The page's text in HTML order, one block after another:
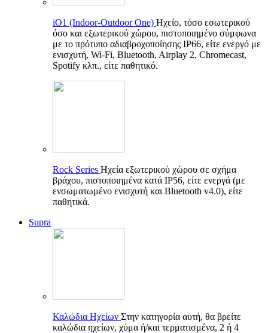
iO1 (Indoor-Outdoor One) Ηχείο, τόσο εσωτερικού
όσο και εξωτερικού χώρου, πιστοποιημένο σύμφωνα
με το πρότυπο αδιαβροχοποίησης IP66, είτε ενεργό με
ενισχυτή, Wi-Fi, Bluetooth, Airplay 2, Chromecast,
Spotify κλπ., είτε παθητικό.
Rock Series Ηχεία εξωτερικού χώρου σε σχήμα
βράχου, πιστοποιημένα κατά IP56, είτε ενεργά (με
ενσωματωμένο ενισχυτή και Bluetooth v4.0), είτε
παθητικά.
Supra
Καλώδια Ηχείων Στην κατηγορία αυτή, θα βρείτε
καλώδια ηχείων, χύμα ή/και τερματισμένα, 2 ή 4